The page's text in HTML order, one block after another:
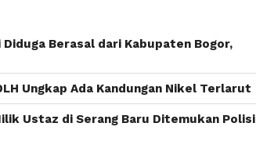
Berasal dari Kabupaten Bogor,
Ungkap Ada Kandungan Nikel Terlarut
Ustaz di Serang Baru Ditemukan Polisi